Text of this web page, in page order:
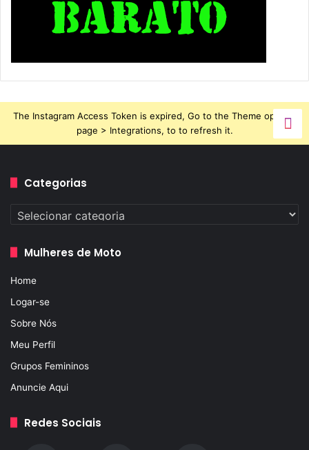
The Instagram Access Token is expired, Go to the Theme options
page > Integrations, to to refresh it.
Categorias
Categorias
Mulheres de Moto
Home
Logar-se
Sobre Nós
Meu Perfil
Grupos Femininos
Anuncie Aqui
Redes Sociais